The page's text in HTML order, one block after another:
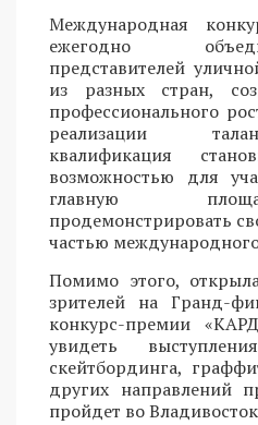
Международная
ежегодно
представителей
из разных стран,
профессионального
реализации
квалификация
возможностью для
главную
продемонстрировать
частью
Помимо этого,
зрителей на Гранд-
конкурс-премии
увидеть
скейтбординга,
других направлений
пройдет во